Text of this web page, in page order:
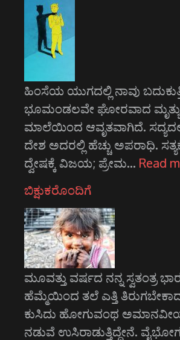
ಹಿಂಸೆಯ ಯುಗದಲ್ಲಿ ನಾವು
ಭೂಮಂಡಲವೇ ಘೋರವಾದ
ಮಾಲೆಯಿಂದ ಆವೃತವಾಗಿದೆ.
ದೇಶ ಅದರಲ್ಲಿ ಹೆಚ್ಚು ಅಪರಾಧಿ.
ದ್ವೇಷಕ್ಕೆ ವಿಜಯ; ಪ್ರೇಮ… Read
ಬಿಕ್ಷುಕರೊಂದಿಗೆ
ಮೂವತ್ತು ವರ್ಷದ ನನ್ನ ಸ್ವತಂತ್ರ
ಹೆಮ್ಮೆಯಿಂದ ತಲೆ ಎತ್ತಿ
ಕುಸಿದು ಹೋಗುವಂಥ
ನಡುವೆ ಉಸಿರಾಡುತ್ತಿದ್ದೇನೆ.